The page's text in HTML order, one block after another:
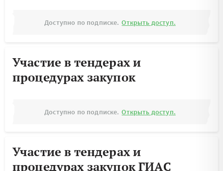
Доступно по подписке. Открыть доступ.
Участие в тендерах и
процедурах закупок
Доступно по подписке. Открыть доступ.
Участие в тендерах и
процедурах закупок ГИАС